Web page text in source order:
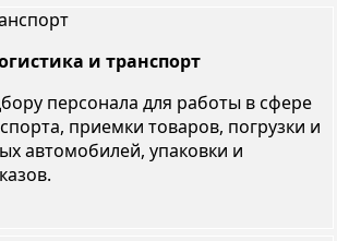
и транспорт
персонала для работы в сфере
приемки товаров, погрузки и
автомобилей, упаковки и